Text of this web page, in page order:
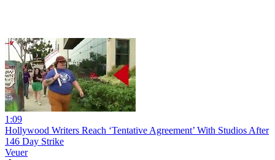
1:09
Hollywood Writers Reach ‘Tentative Agreement’ With Studios After
146 Day Strike
Veuer